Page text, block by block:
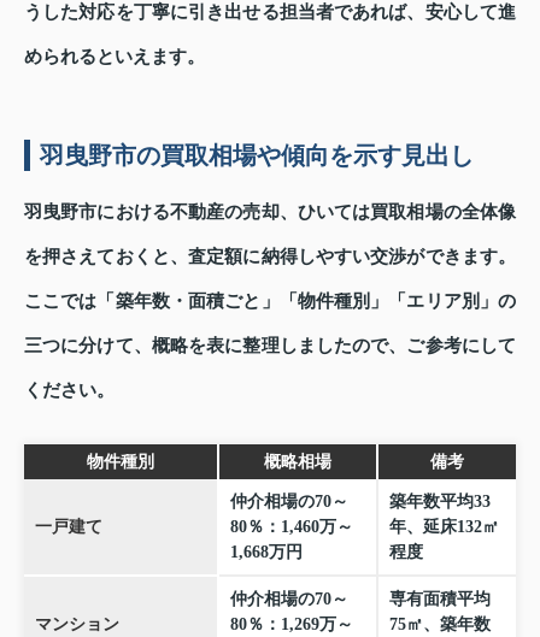
うした対応を丁寧に引き出せる担当者であれば、安心して進
められるといえます。
羽曳野市の買取相場や傾向を示す見出し
羽曳野市における不動産の売却、ひいては買取相場の全体像
を押さえておくと、査定額に納得しやすい交渉ができます。
ここでは「築年数・面積ごと」「物件種別」「エリア別」の
三つに分けて、概略を表に整理しましたので、ご参考にして
ください。
物件種別 概略相場 備考
一戸建て
仲介相場の70～
80％：1,460万～
1,668万円
築年数平均33
年、延床132㎡
程度
マンション
仲介相場の70～
80％：1,269万～
専有面積平均
75㎡、築年数